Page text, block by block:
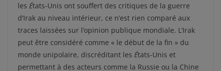
les États-Unis ont souffert des critiques de la guerre
d’Irak au niveau intérieur, ce n’est rien comparé aux
traces laissées sur l’opinion publique mondiale. L’Irak
peut être considéré comme « le début de la fin » du
monde unipolaire, discréditant les États-Unis et
permettant à des acteurs comme la Russie ou la Chine